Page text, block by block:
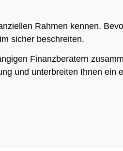
Rahmen kennen.
sicher beschreiten.
Finanzberatern
und unterbreiten Ihnen ein